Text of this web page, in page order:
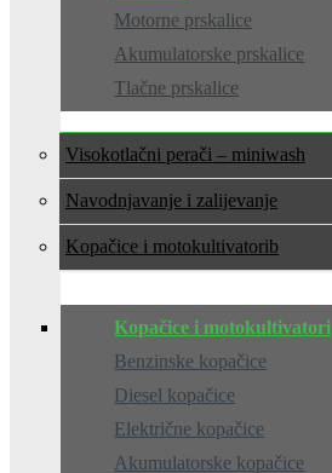
Motorne prskalice
Akumulatorske prskalice
Tlačne prskalice
Visokotlačni perači – miniwash
Navodnjavanje i zalijevanje
Kopačice i motokultivatori
Kopačice i motokultivatori
Benzinske kopačice
Diesel kopačice
Električne kopačice
Akumulatorske kopačice